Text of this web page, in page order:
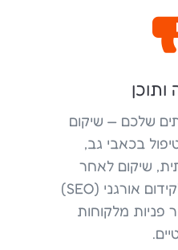
שלכם — שיקום
בכאבי גב,
שיקום לאחר
ניתוח. זהו המפתח לקידום אורגני (SEO)
פניות מלקוחות